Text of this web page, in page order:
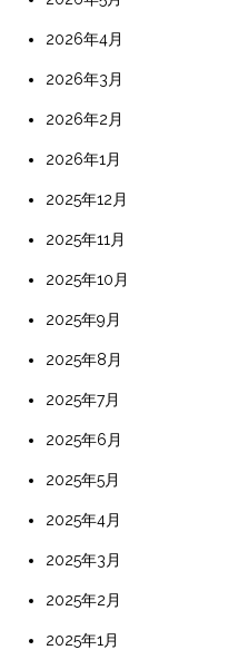
2026年4月
2026年3月
2026年2月
2026年1月
2025年12月
2025年11月
2025年10月
2025年9月
2025年8月
2025年7月
2025年6月
2025年5月
2025年4月
2025年3月
2025年2月
2025年1月